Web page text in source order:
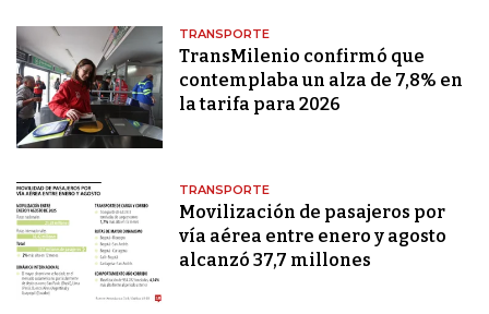
TRANSPORTE
TransMilenio confirmó que
contemplaba un alza de 7,8% en
la tarifa para 2026
TRANSPORTE
Movilización de pasajeros por
vía aérea entre enero y agosto
alcanzó 37,7 millones